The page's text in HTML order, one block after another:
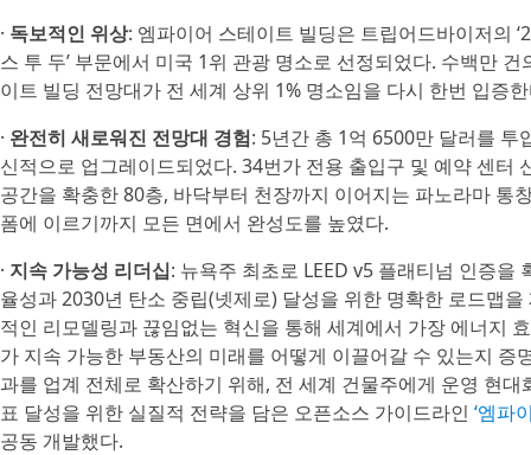
· 독보적인 위상: 엠파이어 스테이트 빌딩은 트립어드바이저의
스 투 두’ 부문에서 미국 1위 관광 명소로 선정되었다. 수백만
이트 빌딩 전망대가 전 세계 상위 1% 명소임을 다시 한번 입증
· 완전히 새로워진 전망대 경험: 5년간 총 1억 6500만 달러를
신적으로 업그레이드되었다. 34번가 전용 출입구 및 예약 센
공간을 확충한 80층, 바닥부터 천장까지 이어지는 파노라마
폼에 이르기까지 모든 면에서 완성도를 높였다.
· 지속 가능성 리더십: 뉴욕주 최초로 LEED v5 플래티넘 인증
율성과 2030년 탄소 중립(넷제로) 달성을 위한 명확한 로드맵
적인 리모델링과 끊임없는 혁신을 통해 세계에서 가장 에너지
가 지속 가능한 부동산의 미래를 어떻게 이끌어갈 수 있는지
과를 업계 전체로 확산하기 위해, 전 세계 건물주에게 운영 현
표 달성을 위한 실질적 전략을 담은 오픈소스 가이드라인 ‘엠파
공동 개발했다.